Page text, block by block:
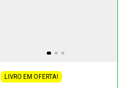
LIVRO EM OFERTA!